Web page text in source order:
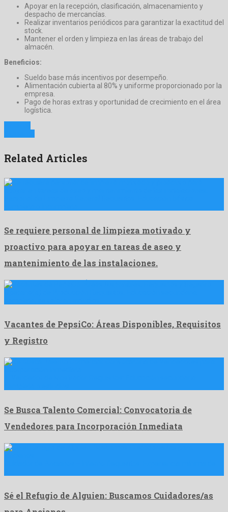
Apoyar en la recepción, clasificación, almacenamiento y
despacho de mercancías.
Realizar inventarios periódicos para garantizar la exactitud del
stock.
Mantener el orden y limpieza en las áreas de trabajo del
almacén.
Beneficios:
Sueldo base más incentivos por desempeño.
Alimentación cubierta al 80% y uniforme proporcionado por la
empresa.
Pago de horas extras y oportunidad de crecimiento en el área
logística.
Related Articles
Se requiere personal de limpieza motivado y
proactivo para apoyar en tareas de aseo y
mantenimiento de las instalaciones.
Vacantes de PepsiCo: Áreas Disponibles, Requisitos
y Registro
Se Busca Talento Comercial: Convocatoria de
Vendedores para Incorporación Inmediata
Sé el Refugio de Alguien: Buscamos Cuidadores/as